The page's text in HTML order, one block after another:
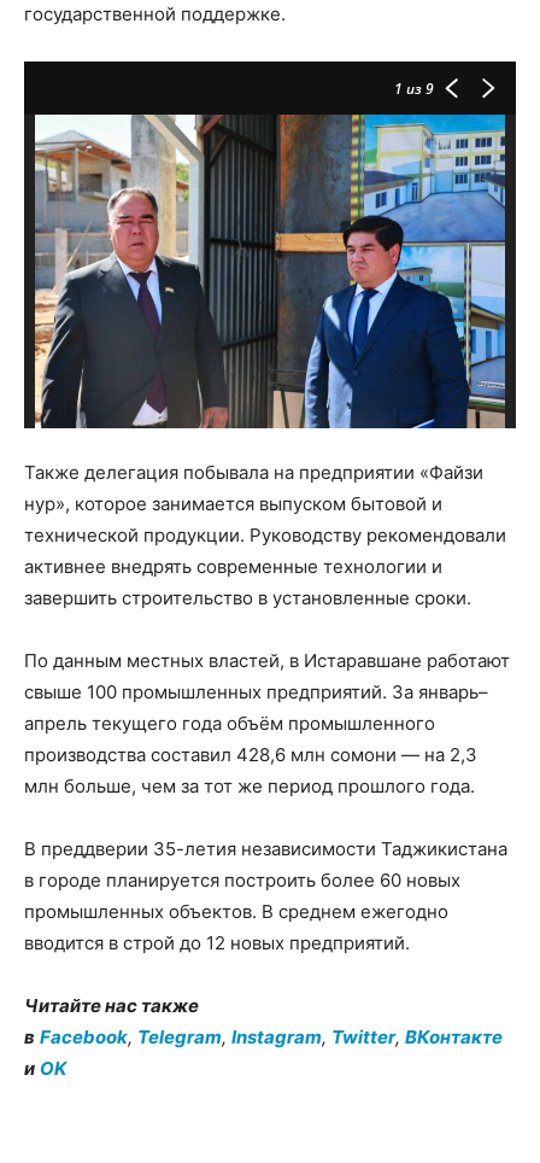
государственной поддержке.
1 из 9
Также делегация побывала на предприятии «Файзи
нур», которое занимается выпуском бытовой и
технической продукции. Руководству рекомендовали
активнее внедрять современные технологии и
завершить строительство в установленные сроки.
По данным местных властей, в Истаравшане работают
свыше 100 промышленных предприятий. За январь–
апрель текущего года объём промышленного
производства составил 428,6 млн сомони — на 2,3
млн больше, чем за тот же период прошлого года.
В преддверии 35-летия независимости Таджикистана
в городе планируется построить более 60 новых
промышленных объектов. В среднем ежегодно
вводится в строй до 12 новых предприятий.
Читайте нас также
в Facebook, Telegram, Instagram, Twitter, ВКонтакте
и OK